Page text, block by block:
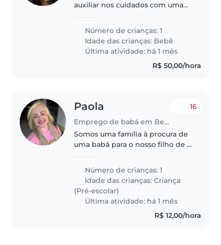
auxiliar nos cuidados com uma
dar apoio à mãe na rotina da
bebê, ajudando com os cuidados
diários. Busco uma pessoa
responsável,..
Número de crianças: 1
Idade das crianças: Bebê
Última atividade: há 1 mês
R$ 50,00/hora
Paola
Emprego de babá em Belém
16
Somos uma família à procura de
uma babá para o nosso filho de 4
adora brincar. Preferimos
alguém que fale português e que
se sinta à vontade para ajudar..
Número de crianças: 1
Idade das crianças:Criança
(Pré-escolar)
Última atividade: há 1 mês
R$ 12,00/hora